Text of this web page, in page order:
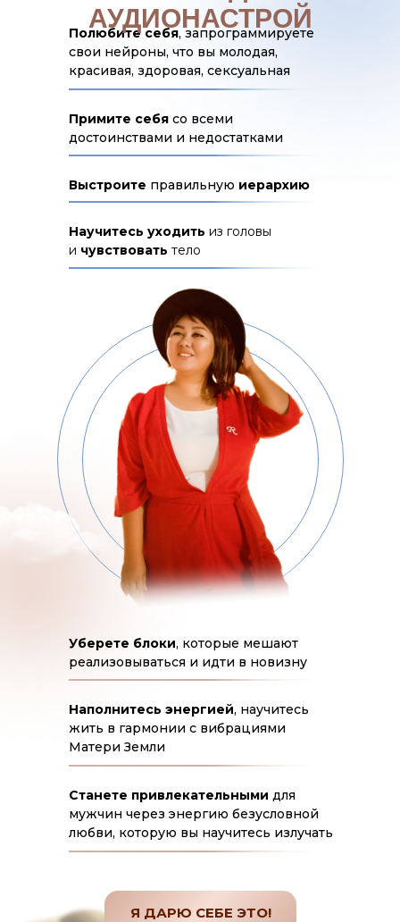
Уберете блоки, которые мешают
реализовываться и идти в новизну
Наполнитесь энергией, научитесь
жить в гармонии с вибрациями
Матери Земли
Примите себя со всеми
достоинствами и недостатками
Выстроите правильную иерархию
Полюбите себя, запрограммируете
свои нейроны, что вы молодая,
красивая, здоровая, сексуальная
Научитесь уходить из головы
и чувствовать тело
Станете привлекательными для
мужчин через энергию безусловной
любви, которую вы научитесь излучать
АУДИОНАСТРОЙ
Я ДАРЮ СЕБЕ ЭТО!